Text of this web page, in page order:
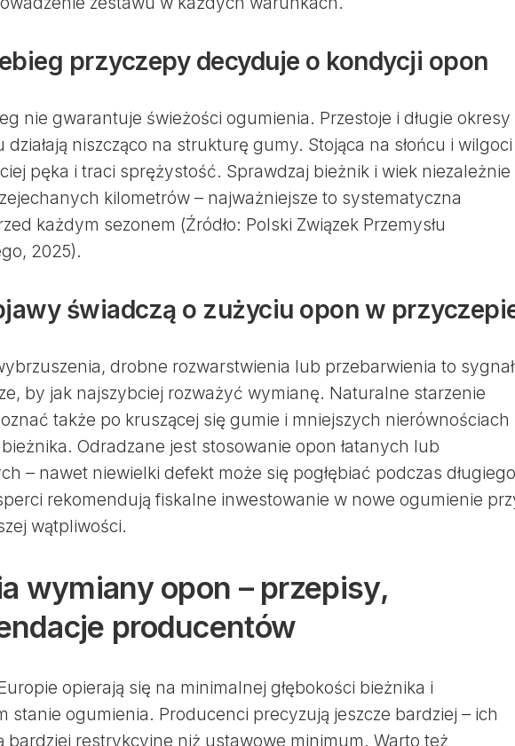
przyczepy decyduje o kondycji opon
nie gwarantuje świeżości ogumienia. Przestoje i długie okresy
niszcząco na strukturę gumy. Stojąca na słońcu i wilgoci
pęka i traci sprężystość. Sprawdzaj bieżnik i wiek niezależnie
kilometrów – najważniejsze to systematyczna
każdym sezonem (Źródło: Polski Związek Przemysłu
2025).
świadczą o zużyciu opon w
drobne rozwarstwienia lub przebarwienia to
by jak najszybciej rozważyć wymianę. Naturalne starzenie
także po kruszącej się gumie i mniejszych nierównościach
Odradzane jest stosowanie opon łatanych lub
– nawet niewielki defekt może się pogłębiać podczas długiego
rekomendują fiskalne inwestowanie w nowe ogumienie
wątpliwości.
wymiany opon – przepisy,
producentów
opierają się na minimalnej głębokości bieżnika i
stanie ogumienia. Producenci precyzują jeszcze bardziej – ich
bardziej restrykcyjne niż ustawowe minimum. Warto też